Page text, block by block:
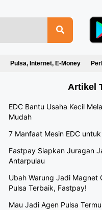
Pulsa, Internet, E-Money
Artikel
EDC Bantu Usaha Kecil
Mudah
7 Manfaat Mesin EDC
Fastpay Siapkan Juragan
Antarpulau
Ubah Warung Jadi Magnet
Pulsa Terbaik, Fastpay!
Mau Jadi Agen Pulsa